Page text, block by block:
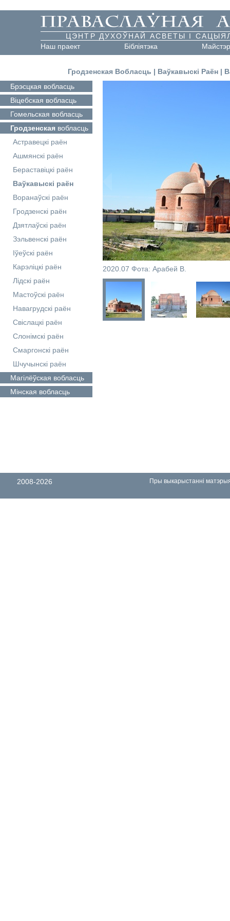
ЦЭНТР ДУХОЎНАЙ АСВЕТЫ І
Наш праект
Бібліятэка
Гродзенская Вобласць | Ваўкавыскі Раён|
Брэсцкая вобласць
Віцебская вобласць
Гомельская вобласць
Гродзенская вобласць
Астравецкі раён
Ашмянскі раён
Бераставіцкі раён
Ваўкавыскі раён
Воранаўскі раён
Гродзенскі раён
Дзятлаўскі раён
Зэльвенскі раён
Іўеўскі раён
Карэліцкі раён
Лідскі раён
Мастоўскі раён
Навагрудскі раён
Свіслацкі раён
Слонімскі раён
Смаргонскі раён
Шчучынскі раён
Магілёўская вобласць
Мінская вобласць
2020.07 Фота: Арабей В.
2008-2026 Пры выкарыстанні